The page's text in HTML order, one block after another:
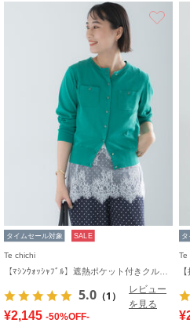
タイムセール対象 SALE
Te chichi
5.0 （1）
レビュー
を見る
¥2,145 -50%OFF-
タ
Te